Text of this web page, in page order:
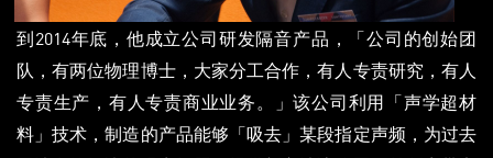
到2014年底，他成立公司研发隔音产品，「公司的创始团
队，有两位物理博士，大家分工合作，有人专责研究，有人
专责生产，有人专责商业业务。」该公司利用「声学超材
料」技术，制造的产品能够「吸去」某段指定声频，为过去